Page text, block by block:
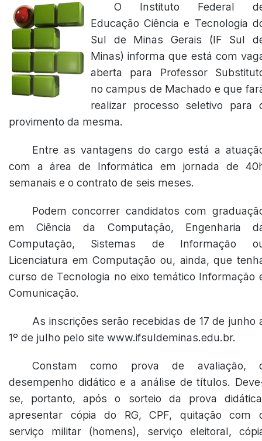
O Instituto Federal
Educação Ciência e Tecnologia
Sul de Minas Gerais (IF Sul
Minas) informa que está com
aberta para Professor
no campus de Machado e que
realizar processo seletivo para
provimento da mesma.
Entre as vantagens do cargo está a
com a área de Informática em jornada de
semanais e o contrato de seis meses.
Podem concorrer candidatos com
em Ciência da Computação, Engenharia
Computação, Sistemas de Informação
Licenciatura em Computação ou, ainda, que
curso de Tecnologia no eixo temático Informação
Comunicação.
As inscrições serão recebidas de 17 de junho
1º de julho pelo site www.ifsuldeminas.edu.br.
Constam como prova de avaliação,
desempenho didático e a análise de títulos.
se, portanto, após o sorteio da prova
apresentar cópia do RG, CPF, quitação com
serviço militar (homens), serviço eleitoral,